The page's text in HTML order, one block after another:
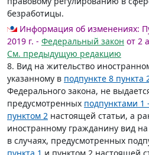
безработицы.
Информация об изменениях:
2019 г. - Федеральный закон от 2
См. предыдущую редакцию
8. Вид на жительство
указанному в подпункте 8 пункта
Федерального закона, не
предусмотренных подпунктами 1
пунктом 2 настоящей статьи, а
иностранному гражданину вид
в случаях, предусмотренных